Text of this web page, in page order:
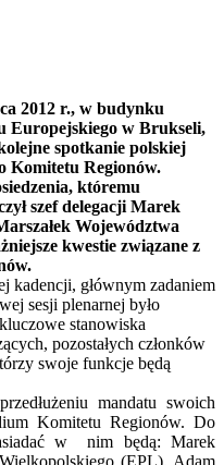
2012 r., w budynku
Europejskiego w Brukseli,
spotkanie polskiej
Komitetu Regionów.
któremu
szef delegacji Marek
Województwa
kwestie związane z
kadencji, głównym zadaniem
sesji plenarnej było
stanowiska
pozostałych członków
swoje funkcje będą
mandatu swoich
Komitetu Regionów. Do
w nim będą: Marek
(EPL), Adam